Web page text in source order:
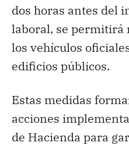
dos horas antes del
laboral, se permitirá
los vehículos
edificios públicos.
Estas medidas
acciones
de Hacienda para